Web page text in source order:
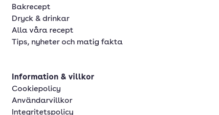
Bakrecept
Dryck & drinkar
Alla våra recept
Tips, nyheter och matig fakta
Information & villkor
Cookiepolicy
Användarvillkor
Integritetspolicy